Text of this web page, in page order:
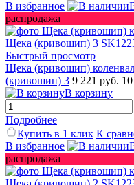
В избранное
распродажа
Быстрый просмотр
Щека (кривошип)
(кривошип) 3 9 221 руб.
В корзину
Подробнее
Купить в 1 клик К
В избранное
распродажа